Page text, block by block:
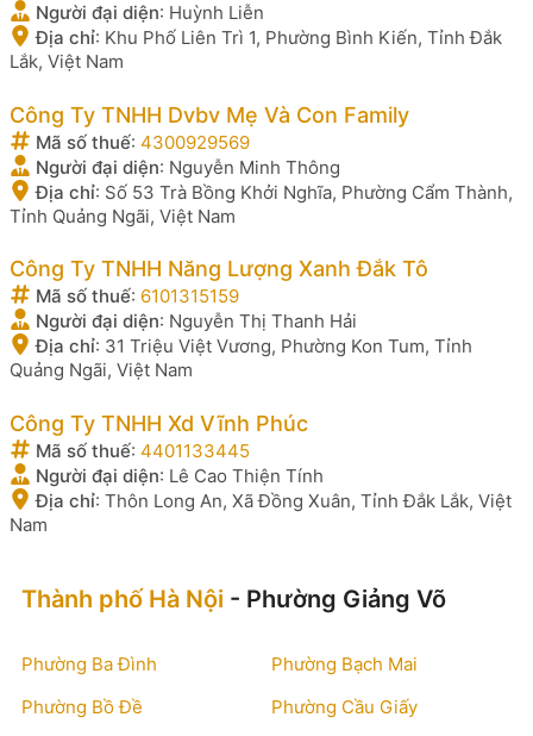
Người đại diện: Huỳnh Liễn
Địa chỉ: Khu Phố Liên Trì 1, Phường Bình Kiến, Tỉnh Đắk
Lắk, Việt Nam
Công Ty TNHH Dvbv Mẹ Và Con Family
Mã số thuế: 4300929569
Người đại diện: Nguyễn Minh Thông
Địa chỉ: Số 53 Trà Bồng Khởi Nghĩa, Phường Cẩm Thành,
Tỉnh Quảng Ngãi, Việt Nam
Công Ty TNHH Năng Lượng Xanh Đắk Tô
Mã số thuế: 6101315159
Người đại diện: Nguyễn Thị Thanh Hải
Địa chỉ: 31 Triệu Việt Vương, Phường Kon Tum, Tỉnh
Quảng Ngãi, Việt Nam
Công Ty TNHH Xd Vĩnh Phúc
Mã số thuế: 4401133445
Người đại diện: Lê Cao Thiện Tính
Địa chỉ: Thôn Long An, Xã Đồng Xuân, Tỉnh Đắk Lắk, Việt
Nam
Thành phố Hà Nội - Phường Giảng Võ
Phường Ba Đình
Phường Bạch Mai
Phường Bồ Đề
Phường Cầu Giấy